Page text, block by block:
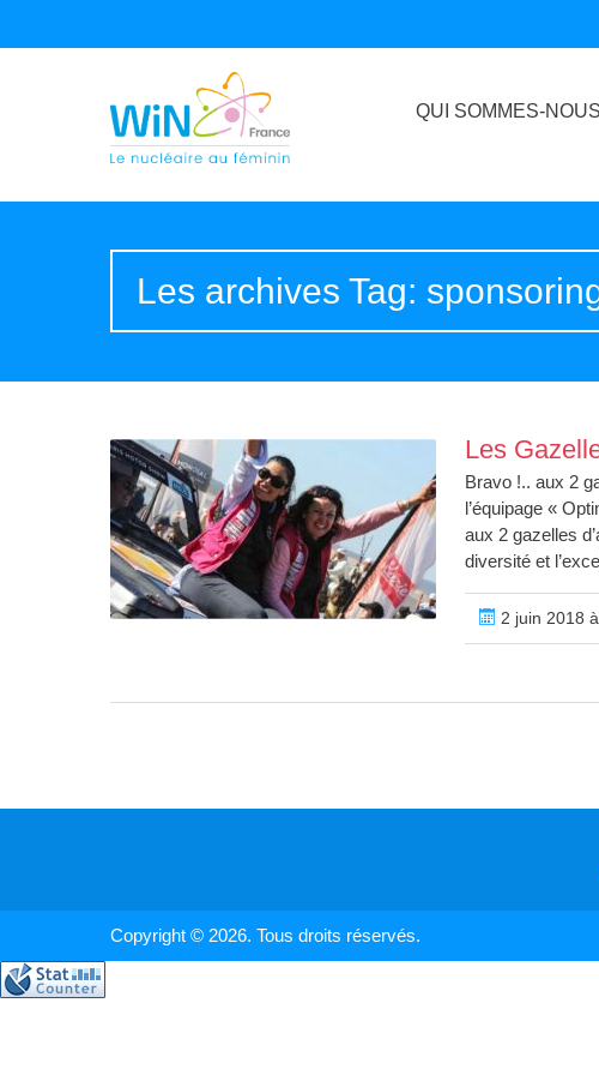
QUI SOMMES-
Les archives Tag:
Les
Bravo !.. aux 2
l’équipage «
aux 2 gazelles
diversité et
2 juin 2018
Copyright © 2026. Tous droits réservés.